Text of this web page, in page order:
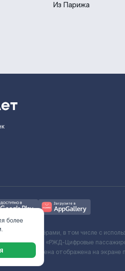
Из Парижа
партнёрами, в том числе с
Договора ООО «РЖД-Цифровые
Итоговая цена отображена на
более